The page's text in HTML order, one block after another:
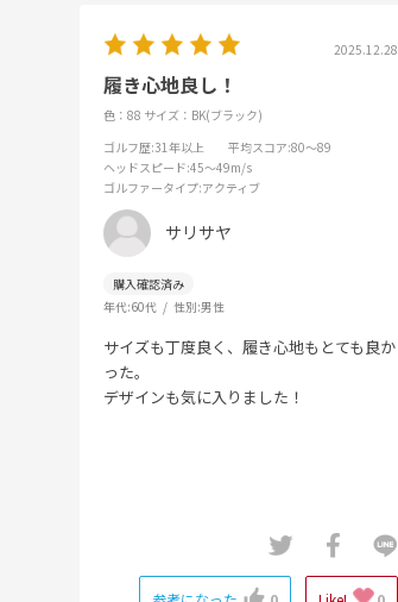
2025.12.28
履き心地良し！
色：88 サイズ：BK(ブラック)
ゴルフ歴:31年以上 平均スコア:80～89
ヘッドスピード:45～49m/s
ゴルファータイプ:アクティブ
サリサヤ
年代:60代 性別:男性
サイズも丁度良く、履き心地もとても良か
った。
デザインも気に入りました！